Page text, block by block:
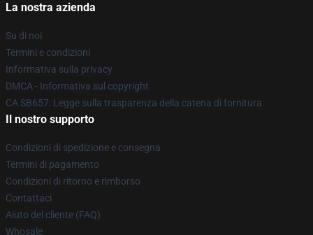
La nostra azienda
Su di noi
Termini e condizioni
Informativa sulla privacy
DMCA - Informativa sul copyright
CA SB657: Legge sulla trasparenza della catena di fornitura
Il nostro supporto
Condizioni di spedizione e consegna
Termini di pagamento
Condizioni di ritorno e rimborso
Contattaci
Aiuto del cliente (FAQ)
Whosale